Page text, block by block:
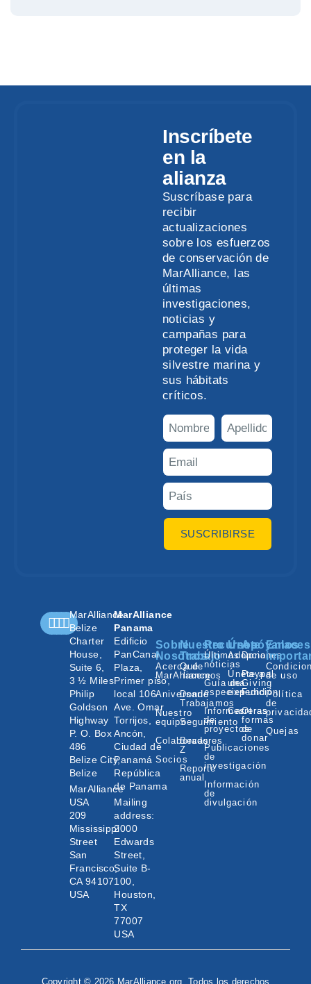
Inscríbete
en la
alianza
Suscríbase para
recibir
actualizaciones
sobre los esfuerzos
de conservación de
MarAlliance, las
últimas
investigaciones,
noticias y
campañas para
proteger la vida
silvestre marina y
sus hábitats
críticos.
SUSCRIBIRSE
MarAlliance
Belize
Charter
House,
Suite 6,
3 ½ Miles
Philip
Goldson
Highway
P. O. Box
486
Belize City,
Belize
MarAlliance
USA
209
Mississippi
Street
San
Francisco,
CA 94107
USA
MarAlliance
Panama
Edificio
PanCanal
Plaza,
Primer piso,
local 106
Ave. Omar
Torrijos,
Ancón,
Ciudad de
Panamá
República
de Panama
Mailing
address:
2000
Edwards
Street,
Suite B-
100,
Houston,
TX
77007
USA
Sobre
Nosotros
Acerca de
MarAlliance
Aniversario
Nuestro
equipo
Colaboradores
Socios
Nuestro
Trabajo
Qué
hacemos
Donde
Trabajamos
Seguimiento
Becas
Z
Reporte
anual
Recursos
Últimas
noticias
Guía de
especies
Informes
de
proyectos
Publicaciones
de
investigación
Información
de
divulgación
Únete
Adopciones
Únete a
una
expedición
Carreras
Apóyanos
Donar
Paypal
Giving
Fund
Otras
formas
de
donar
Enlaces
de uso
Política
de
Quejas
Copyright © 2026 MarAlliance.org. Todos los derechos